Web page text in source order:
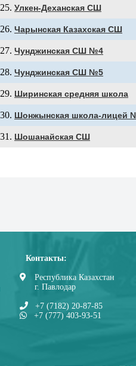
Улкен-Деханская СШ
Чарынская Казахская СШ
Чунджинская СШ №4
Чунджинская СШ №5
Ширинская средняя школа
Шонжынская школа-лицей
Шошанайская СШ
Контакты:
Республика Казахстан
г. Павлодар
+7 (7182) 20-87-85
+7 (777) 403-93-51